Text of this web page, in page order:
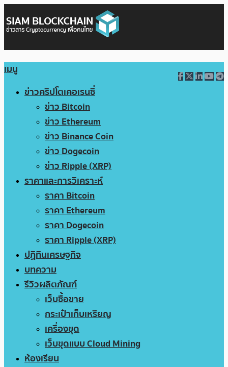
เมนู
ข่าวคริปโตเคอเรนซี่
ข่าว Bitcoin
ข่าว Ethereum
ข่าว Binance Coin
ข่าว Dogecoin
ข่าว Ripple (XRP)
ราคาและการวิเคราะห์
ราคา Bitcoin
ราคา Ethereum
ราคา Dogecoin
ราคา Ripple (XRP)
ปฏิทินเศรษฐกิจ
บทความ
รีวิวผลิตภัณฑ์
เว็บซื้อขาย
กระเป๋าเก็บเหรียญ
เครื่องขุด
เว็บขุดแบบ Cloud Mining
ห้องเรียน